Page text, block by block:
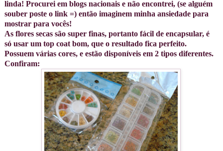
linda! Procurei em blogs nacionais e não encontrei, (se alguém
souber poste o link =) então imaginem minha ansiedade para
mostrar para vocês!
As flores secas são super finas, portanto fácil de encapsular, é
só usar um top coat bom, que o resultado fica perfeito.
Possuem várias cores, e estão disponíveis em 2 tipos diferentes.
Confiram: